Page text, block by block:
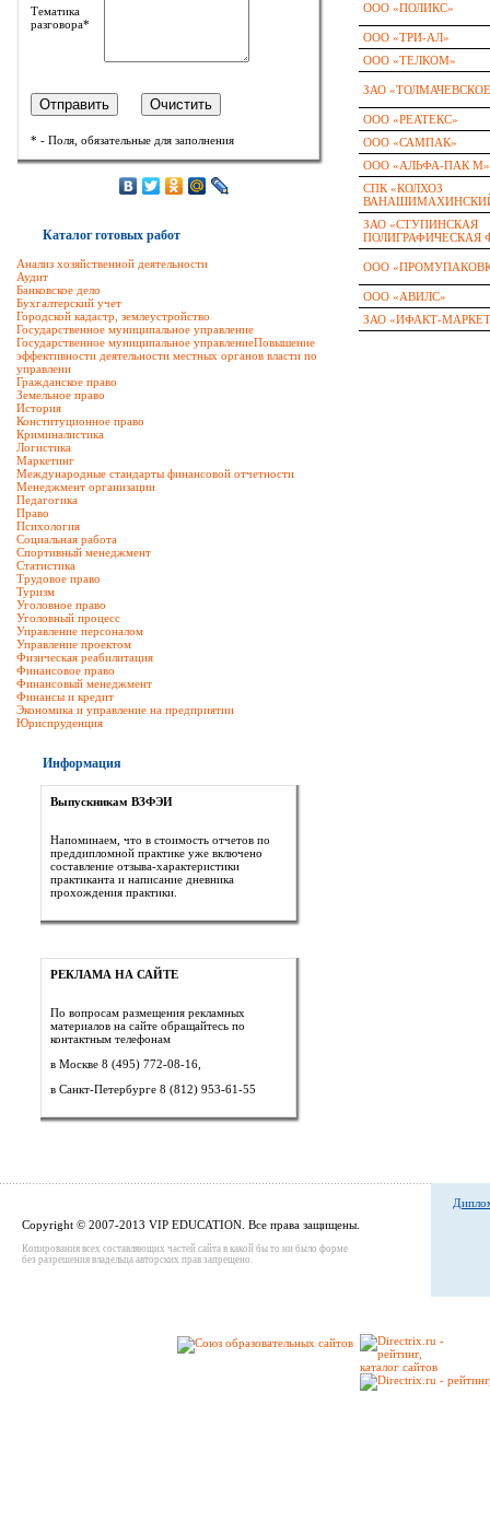
Тематика
разговора*
* - Поля, обязательные для заполнения
Каталог готовых работ
Анализ хозяйственной деятельности
Аудит
Банковское дело
Бухгалтерский учет
Городской кадастр, землеустройство
Государственное муниципальное управление
Государственное муниципальное управлениеПовышение
эффективности деятельности местных органов власти по
управлени
Гражданское право
Земельное право
История
Конституционное право
Криминалистика
Логистика
Маркетинг
Международные стандарты финансовой отчетности
Менеджмент организации
Педагогика
Право
Психология
Социальная работа
Спортивный менеджмент
Статистика
Трудовое право
Туризм
Уголовное право
Уголовный процесс
Управление персоналом
Управление проектом
Физическая реабилитация
Финансовое право
Финансовый менеджмент
Финансы и кредит
Экономика и управление на предприятии
Юриспруденция
Информация
Выпускникам ВЗФЭИ
Напоминаем, что в стоимость отчетов по
преддипломной практике уже включено
составление отзыва-характеристики
практиканта и написание дневника
прохождения практики.
РЕКЛАМА НА САЙТЕ
По вопросам размещения рекламных
материалов на сайте обращайтесь по
контактным телефонам
в Москве 8 (495) 772-08-16,
в Санкт-Петербурге 8 (812) 953-61-55
ООО «ПОЛИКС»
ООО «ТРИ-АЛ»
ООО «ТЕЛКОМ»
ЗАО
ООО «РЕАТЕКС»
ООО «САМПАК»
ООО «АЛЬФА-ПАК М»
СПК «КОЛХОЗ
ЗАО «СТУПИНСКАЯ
ПОЛИГРАФИЧЕСКАЯ
ООО
ООО «АВИЛС»
ЗАО «ИФАКТ-
Copyright © 2007-2013 VIP EDUCATION. Все права защищены.
Копирования всех составляющих частей сайта в какой бы то ни было форме
без разрешения владельца авторских прав запрещено.